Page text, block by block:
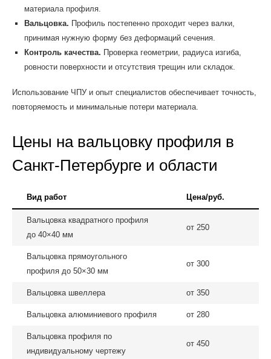
материала профиля.
Вальцовка. Профиль постепенно проходит через валки,
принимая нужную форму без деформаций сечения.
Контроль качества. Проверка геометрии, радиуса изгиба,
ровности поверхности и отсутствия трещин или складок.
Использование ЧПУ и опыт специалистов обеспечивает точность,
повторяемость и минимальные потери материала.
Цены на вальцовку профиля в
Санкт-Петербурге и области
Вид работ Цена/руб.
Вальцовка квадратного профиля
до 40×40 мм
от 250
Вальцовка прямоугольного
профиля до 50×30 мм
от 300
Вальцовка швеллера от 350
Вальцовка алюминиевого профиля от 280
Вальцовка профиля по
индивидуальному чертежу
от 450